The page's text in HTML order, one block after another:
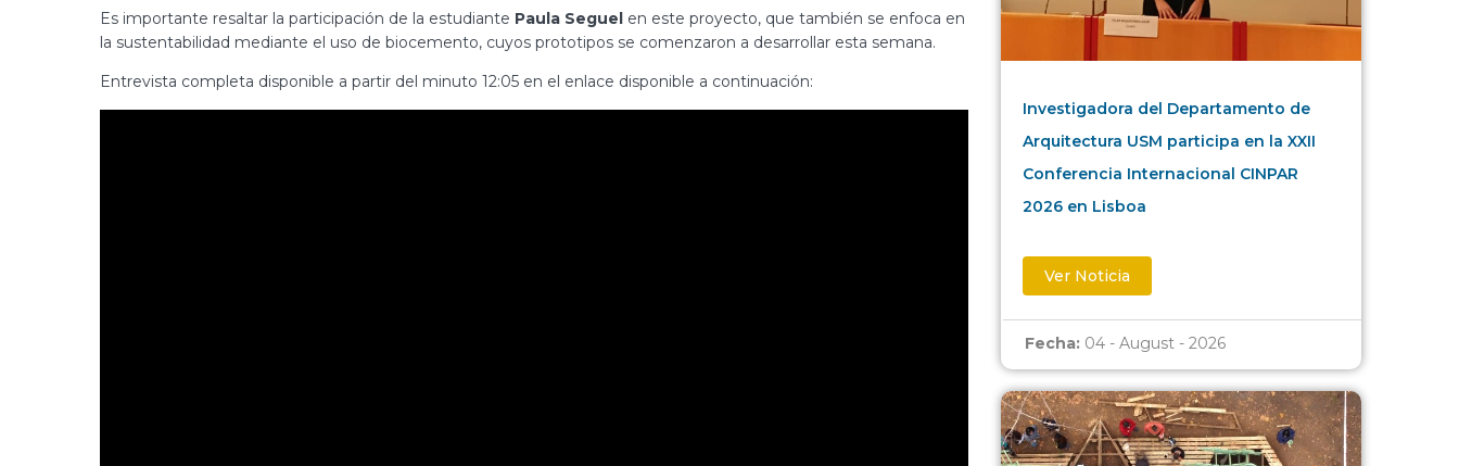
Es importante resaltar la participación de la estudiante Paula Seguel en este proyecto, que también se enfoca en
la sustentabilidad mediante el uso de biocemento, cuyos prototipos se comenzaron a desarrollar esta semana.
Entrevista completa disponible a partir del minuto 12:05 en el enlace disponible a continuación:
Investigadora del Departamento de
Arquitectura USM participa en la XXII
Conferencia Internacional CINPAR
2026 en Lisboa
Ver Noticia
Fecha: 04 - August - 2026